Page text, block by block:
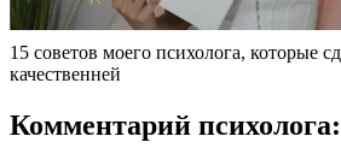
15 советов моего психолога, которые
качественней
Комментарий психолога: